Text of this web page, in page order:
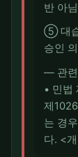
반 아
⑤ 대습
승인
― 관련
• 민법
제
는 경
다. <